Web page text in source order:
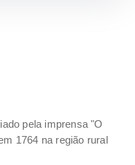
pela imprensa "O
1764 na região rural